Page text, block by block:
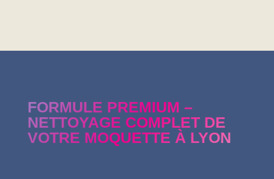
FORMULE PREMIUM –
NETTOYAGE COMPLET DE
VOTRE MOQUETTE À LYON